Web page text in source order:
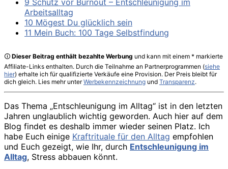
Arbeitsalltag
10 Mögest Du glücklich sein
11 Mein Buch: 100 Tage Selbstfindung
🛈 Dieser Beitrag enthält bezahlte Werbung und kann mit einem * markierte
Affiliate-Links enthalten. Durch die Teilnahme an Partnerprogrammen (siehe
hier) erhalte ich für qualifizierte Verkäufe eine Provision. Der Preis bleibt für
dich gleich. Lies mehr unterWerbekennzeichnung und Transparenz.
Das Thema „Entschleunigung im Alltag“ ist in den letzten
Jahren unglaublich wichtig geworden. Auch hier auf dem
Blog findet es deshalb immer wieder seinen Platz. Ich
habe Euch einige Kraftrituale für den Alltag empfohlen
und Euch gezeigt, wie Ihr, durch Entschleunigung im
Alltag, Stress abbauen könnt.